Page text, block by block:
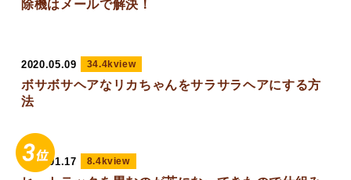
除機はメールで解決！
2020.05.09 34.4kview
ボサボサヘアなリカちゃんをサラサラヘアにする方
法
2019.01.17 8.4kview